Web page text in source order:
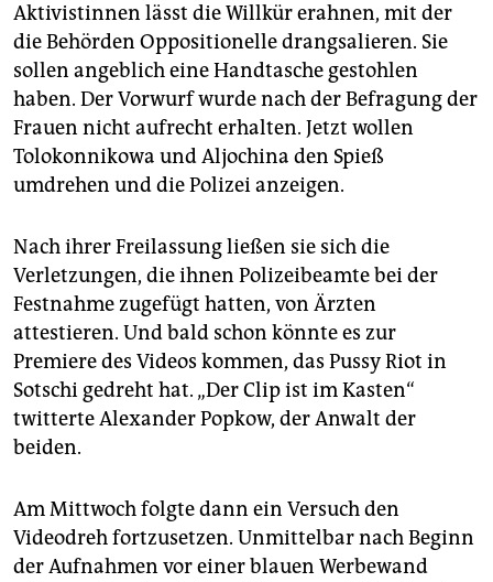
Aktivistinnen lässt die Willkür erahnen, mit der
die Behörden Oppositionelle drangsalieren. Sie
sollen angeblich eine Handtasche gestohlen
haben. Der Vorwurf wurde nach der Befragung der
Frauen nicht aufrecht erhalten. Jetzt wollen
Tolokonnikowa und Aljochina den Spieß
umdrehen und die Polizei anzeigen.
Nach ihrer Freilassung ließen sie sich die
Verletzungen, die ihnen Polizeibeamte bei der
Festnahme zugefügt hatten, von Ärzten
attestieren. Und bald schon könnte es zur
Premiere des Videos kommen, das Pussy Riot in
Sotschi gedreht hat. „Der Clip ist im Kasten“
twitterte Alexander Popkow, der Anwalt der
beiden.
Am Mittwoch folgte dann ein Versuch den
Videodreh fortzusetzen. Unmittelbar nach Beginn
der Aufnahmen vor einer blauen Werbewand